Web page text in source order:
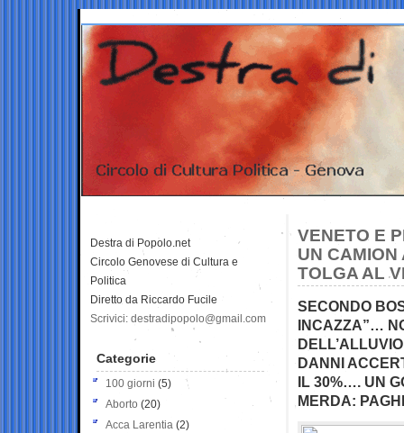
VENETO E
UN CAMION
TOLGA AL
SECONDO
INCAZZA”…
DANNI
IL 30%…. UN
MERDA:
Destra di Popolo.net
Circolo Genovese di Cultura e
Politica
Diretto da Riccardo Fucile
Scrivici: destradipopolo@gmail.com
Categorie
100 giorni (5)
Aborto (20)
Acca Larentia (2)